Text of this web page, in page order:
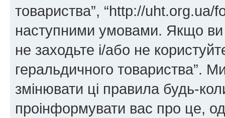
товариства”, “http://uht.org.ua/
наступними умовами. Якщо ви
не заходьте і/або не
геральдичного товариства”.
змінювати ці правила будь-
проінформувати вас про це,